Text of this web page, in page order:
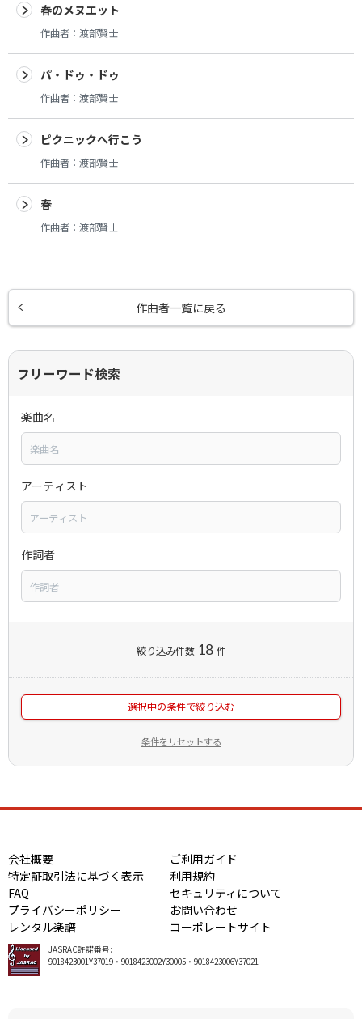
春のメヌエット
作曲者： 渡部賢士
パ・ドゥ・ドゥ
作曲者： 渡部賢士
ピクニックへ行こう
作曲者： 渡部賢士
春
作曲者： 渡部賢士
作曲者一覧に戻る
フリーワード検索
楽曲名
アーティスト
作詞者
絞り込み件数 18 件
選択中の条件で絞り込む
条件をリセットする
会社概要
ご利用ガイド
特定証取引法に基づく表示
利用規約
FAQ
セキュリティについて
プライバシーポリシー
お問い合わせ
レンタル楽譜
コーポレートサイト
JASRAC許諾番号:
9018423001Y37019・9018423002Y30005・9018423006Y37021